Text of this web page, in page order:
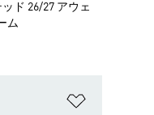
ド 26/27 アウェ
ム